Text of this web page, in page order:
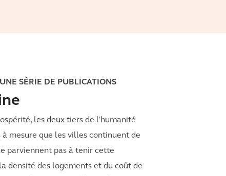
SÉRIE DE PUBLICATIONS
les deux tiers de l'humanité
mesure que les villes continuent de
parviennent pas à tenir cette
densité des logements et du coût de